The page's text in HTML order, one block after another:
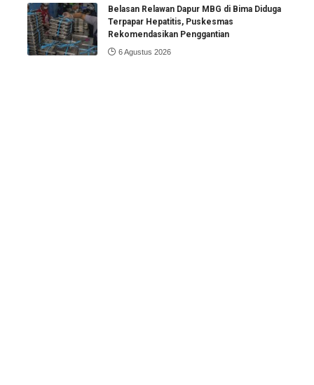
Belasan Relawan Dapur MBG di Bima Diduga
Terpapar Hepatitis, Puskesmas
Rekomendasikan Penggantian
6 Agustus 2026